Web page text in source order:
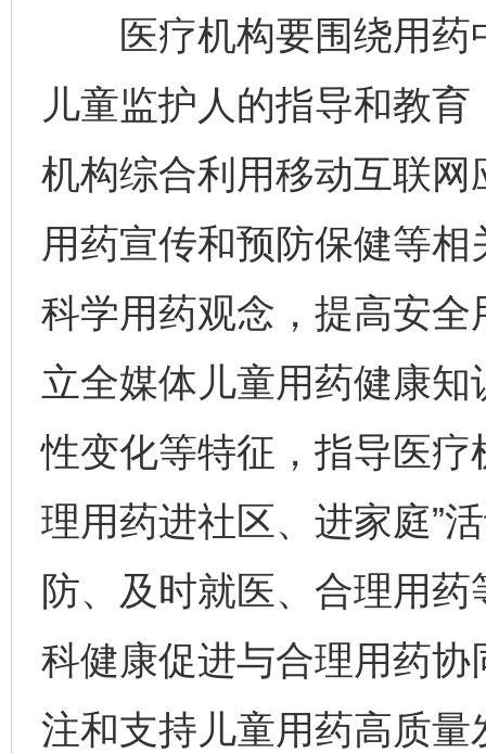
医疗机构要围绕用药
儿童监护人的指导和教
机构综合利用移动互联
用药宣传和预防保健等
科学用药观念，提高安
立全媒体儿童用药健康
性变化等特征，指导医疗
理用药进社区、进家庭”
防、及时就医、合理用
科健康促进与合理用药
注和支持儿童用药高质量